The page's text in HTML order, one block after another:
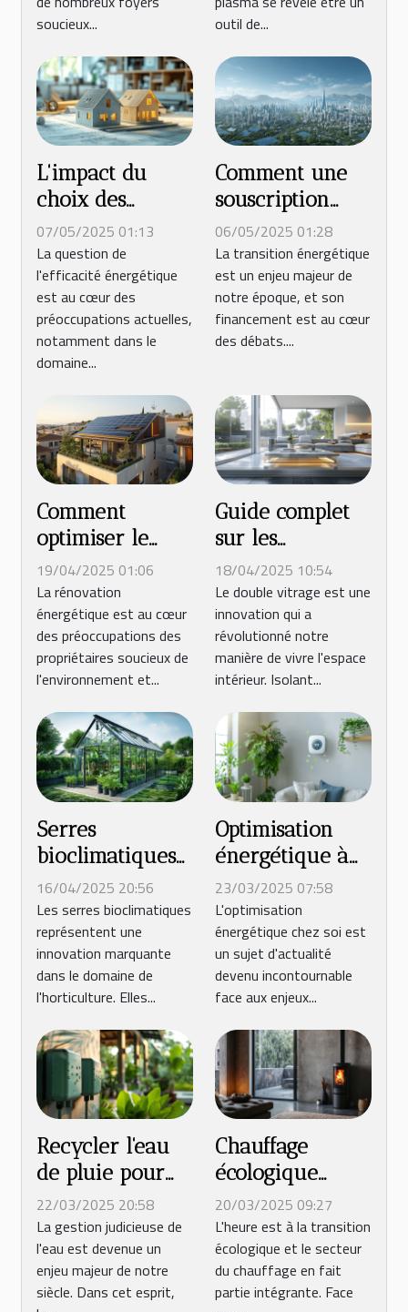
soucieux...
outil de...
L'impact du
choix des
matériaux de
construction sur
la
consommation
énergétique
07/05/2025 01:13
La question de
l'efficacité énergétique
est au cœur des
préoccupations actuelles,
notamment dans le
domaine...
Comment une
souscription
rapide finance
la transition
énergétique
06/05/2025 01:28
La transition énergétique
est un enjeu majeur de
notre époque, et son
financement est au cœur
des débats....
Comment
optimiser le
financement de
votre
rénovation
énergétique
19/04/2025 01:06
La rénovation
énergétique est au cœur
des préoccupations des
propriétaires soucieux de
l'environnement et...
Guide complet
sur les
avantages du
double vitrage
pour les
fenêtres
18/04/2025 10:54
Le double vitrage est une
innovation qui a
révolutionné notre
manière de vivre l'espace
intérieur. Isolant...
Serres
bioclimatiques
conception et
avantages pour
un jardinage
productif toute
l'année
16/04/2025 20:56
Les serres bioclimatiques
représentent une
innovation marquante
dans le domaine de
l'horticulture. Elles...
Optimisation
énergétique à
domicile les
meilleures
pratiques peu
connues
23/03/2025 07:58
L'optimisation
énergétique chez soi est
un sujet d'actualité
devenu incontournable
face aux enjeux...
Recycler l'eau
de pluie pour
votre jardin les
systèmes de
récupération
d'eau faciles à
installer
22/03/2025 20:58
La gestion judicieuse de
l'eau est devenue un
enjeu majeur de notre
siècle. Dans cet esprit,
Chauffage
écologique
alternatives
rentables pour
un habitat
durable
20/03/2025 09:27
L'heure est à la transition
écologique et le secteur
du chauffage en fait
partie intégrante. Face